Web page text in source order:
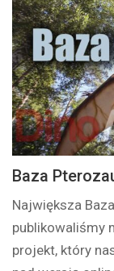
Baza
Największa
publikowaliśmy
projekt, który